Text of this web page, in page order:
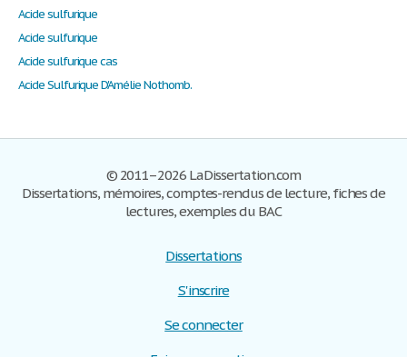
Acide sulfurique
Acide sulfurique
Acide sulfurique cas
Acide Sulfurique D'Amélie Nothomb.
© 2011–2026 LaDissertation.com
Dissertations, mémoires, comptes-rendus de lecture, fiches de
lectures, exemples du BAC
Dissertations
S'inscrire
Se connecter